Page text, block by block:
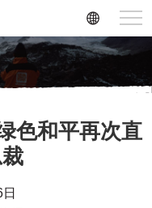
色和平再次直